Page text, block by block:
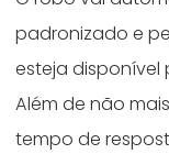
padronizado e
esteja disponível
Além de não
tempo de